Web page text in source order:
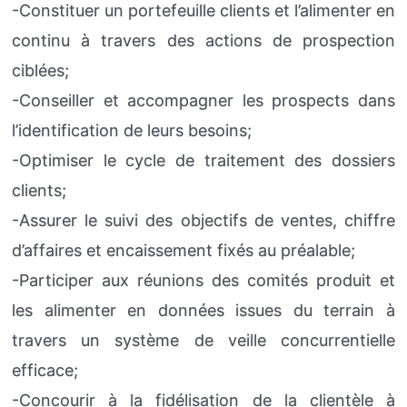
-Constituer un portefeuille clients et l’alimenter en
continu à travers des actions de prospection
ciblées;
-Conseiller et accompagner les prospects dans
l’identification de leurs besoins;
-Optimiser le cycle de traitement des dossiers
clients;
-Assurer le suivi des objectifs de ventes, chiffre
d’affaires et encaissement fixés au préalable;
-Participer aux réunions des comités produit et
les alimenter en données issues du terrain à
travers un système de veille concurrentielle
efficace;
-Concourir à la fidélisation de la clientèle à